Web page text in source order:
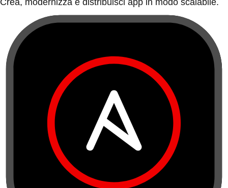
Crea, modernizza e distribuisci app in modo scalabile.